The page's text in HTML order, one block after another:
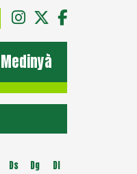
Link a instagram
Link a twitter
Link a
Cercar
Medinyà
Ds Dg Dl